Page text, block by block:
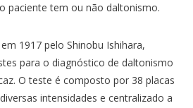
paciente tem ou não daltonismo.
1917 pelo Shinobu Ishihara,
para o diagnóstico de daltonismo
O teste é composto por 38 placas
intensidades e centralizado a